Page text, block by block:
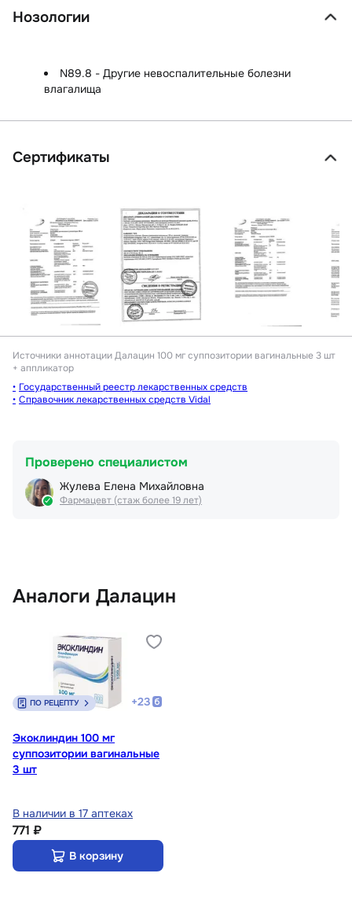
Нозологии
N89.8 - Другие невоспалительные болезни
влагалища
Сертификаты
Источники аннотацииДалацин 100 мг суппозитории вагинальные 3 шт
+ аппликатор
Государственный реестр лекарственных средств
Справочник лекарственных средств Vidal
Проверено специалистом
Жулева Елена Михайловна
Фармацевт (стаж более 19 лет)
Аналоги Далацин
ПО РЕЦЕПТУ +23
Экоклиндин 100 мг
суппозитории вагинальные
3 шт
В наличии в 17 аптеках
771 ₽
В корзину